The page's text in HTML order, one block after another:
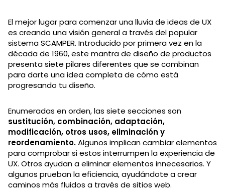
El mejor lugar para comenzar una lluvia de ideas de UX
es creando una visión general a través del popular
sistema SCAMPER. Introducido por primera vez en la
década de 1960, este mantra de diseño de productos
presenta siete pilares diferentes que se combinan
para darte una idea completa de cómo está
progresando tu diseño.
Enumeradas en orden, las siete secciones son
sustitución, combinación, adaptación,
modificación, otros usos, eliminación y
reordenamiento.Algunos implican cambiar elementos
para comprobar si estos interrumpen la experiencia de
UX. Otros ayudan a eliminar elementos innecesarios. Y
algunos prueban la eficiencia, ayudándote a crear
caminos más fluidos a través de sitios web.